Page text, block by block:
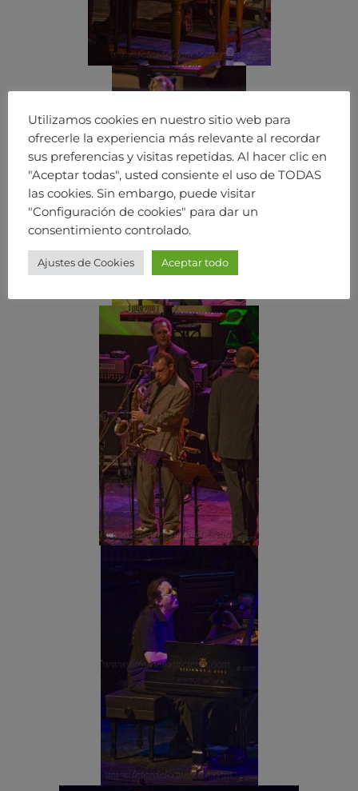
Utilizamos cookies en nuestro sitio web para
ofrecerle la experiencia más relevante al recordar
sus preferencias y visitas repetidas. Al hacer clic en
"Aceptar todas", usted consiente el uso de TODAS
las cookies. Sin embargo, puede visitar
"Configuración de cookies" para dar un
consentimiento controlado.
Ajustes de Cookies Aceptar todo